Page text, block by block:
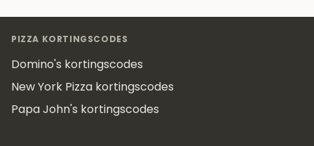
PIZZA KORTINGSCODES
Domino's kortingscodes
New York Pizza kortingscodes
Papa John's kortingscodes